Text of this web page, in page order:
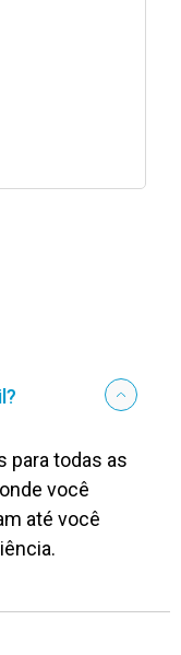
para todas as
você
até você